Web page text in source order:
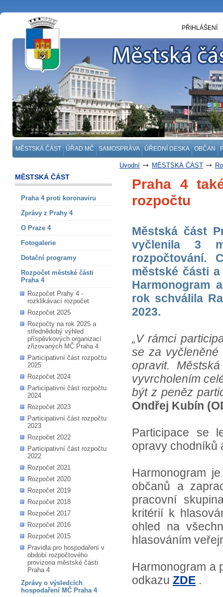
MĚSTSKÁ ČÁST ÚŘAD MČ SAMOSPRÁVA ÚŘEDNÍ DESKA OBČAN
PŘIHLÁŠENÍ
Úvodní MĚSTSKÁ ČÁST
MĚSTSKÁ ČÁST
Praha 4 proti koronaviru
Zprávy z Prahy 4
O Praze 4
Fotogalerie
Dotační programy
Rozpočet městské části
Praha 4
Rozpočet Prahy 4 -
rozklikávací rozpočet
Rozpočet 2025
Rozpočty na rok 2025 a
střednědobý výhled
příspěvkových organizací
zřizovaných MČ Praha 4
Participativní část rozpočtu
2025
Rozpočet 2024
Participativní část rozpočtu
2024
Rozpočet 2023
Participativní část rozpočtu
2023
Rozpočet 2022
Participativní část rozpočtu
2022
Rozpočet 2021
Rozpočet 2020
Rozpočet 2019
Rozpočet 2018
Rozpočet 2017
Rozpočet 2016
Rozpočet 2015
Pravidla pro hospodaření v
období rozpočtového
provizoria městské části
Praha 4
Zprávy o výsledcích
hospodaření MČ Praha 4
Praha 4
rozpočtu
Městská část
vyčlenila 3
rozpočtování.
městské části
Harmonogram
rok schválila
2023.
„V rámci
se za vyčleněné
opravit.
vyvrcholením
být z peněz
Ondřej Kubín
Participace se
opravy chodníků
Harmonogram
občanů a
pracovní
kritérií k
ohled na
hlasováním
Harmonogram a
odkazu ZDE .